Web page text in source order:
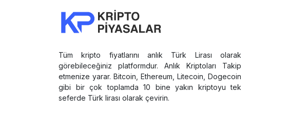
Tüm kripto fiyatlarını anlık Türk Lirası olarak
görebileceğiniz platformdur. Anlık Kriptoları Takip
etmenize yarar. Bitcoin, Ethereum, Litecoin, Dogecoin
gibi bir çok toplamda 10 bine yakın kriptoyu tek
seferde Türk lirası olarak çevirin.